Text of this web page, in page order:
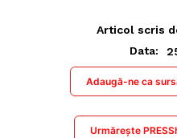
Articol scris
Data:
Adaugă-ne ca
Urmărește